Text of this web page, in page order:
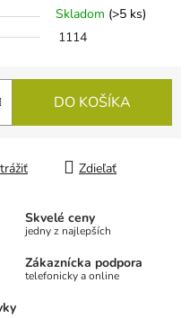
Skladom (>5 ks)
1114
DO KOŠÍKA
Zdieľať
Skvelé ceny
jedny z najlepších
Zákaznícka podpora
telefonicky a online